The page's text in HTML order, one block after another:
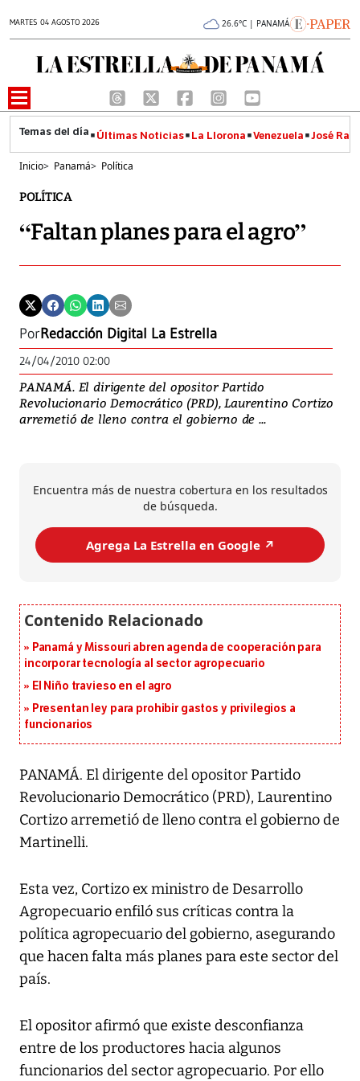
MARTES 04 AGOSTO 2026 26.6°C | PANAMÁ
Últimas Noticias La Llorona Venezuela José
Inicio> Panamá> Política
POLÍTICA
“Faltan planes para el agro”
PorRedacción Digital La Estrella
24/04/2010 02:00
PANAMÁ. El dirigente del opositor Partido
Revolucionario Democrático (PRD), Laurentino Cortizo
arremetió de lleno contra el gobierno de ...
Encuentra más de nuestra cobertura en los resultados
de búsqueda.
Agrega La Estrella en Google ↗️
Panamá y Missouri abren agenda de cooperación para
incorporar tecnología al sector agropecuario
El Niño travieso en el agro
Presentan ley para prohibir gastos y privilegios a
funcionarios
PANAMÁ. El dirigente del opositor Partido
Revolucionario Democrático (PRD), Laurentino
Cortizo arremetió de lleno contra el gobierno de
Martinelli.
Esta vez, Cortizo ex ministro de Desarrollo
Agropecuario enfiló sus críticas contra la
política agropecuario del gobierno, asegurando
que hacen falta más planes para este sector del
país.
El opositor afirmó que existe desconfianza
entre de los productores hacia algunos
funcionarios del sector agropecuario. Por ello